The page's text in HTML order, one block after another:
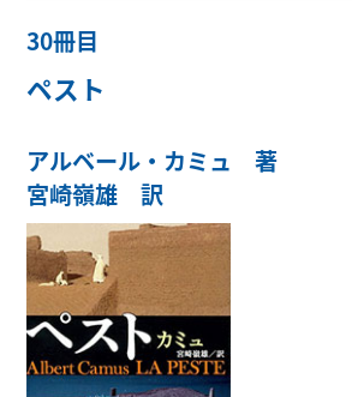
30冊目
ペスト
アルベール・カミュ 著
宮崎嶺雄 訳